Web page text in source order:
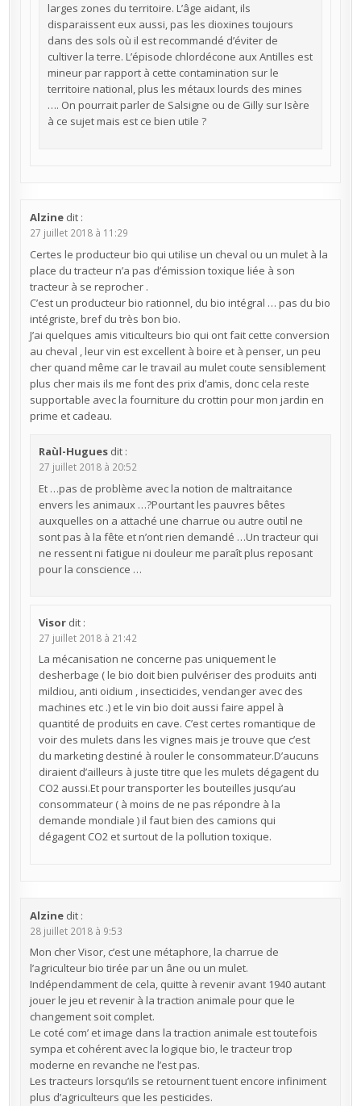
larges zones du territoire. L’âge aidant, ils
disparaissent eux aussi, pas les dioxines toujours
dans des sols où il est recommandé d’éviter de
cultiver la terre. L’épisode chlordécone aux Antilles est
mineur par rapport à cette contamination sur le
territoire national, plus les métaux lourds des mines
…. On pourrait parler de Salsigne ou de Gilly sur Isère
à ce sujet mais est ce bien utile ?
Alzine dit :
27 juillet 2018 à 11:29
Certes le producteur bio qui utilise un cheval ou un mulet à la
place du tracteur n’a pas d’émission toxique liée à son
tracteur à se reprocher .
C’est un producteur bio rationnel, du bio intégral … pas du bio
intégriste, bref du très bon bio.
J’ai quelques amis viticulteurs bio qui ont fait cette conversion
au cheval , leur vin est excellent à boire et à penser, un peu
cher quand même car le travail au mulet coute sensiblement
plus cher mais ils me font des prix d’amis, donc cela reste
supportable avec la fourniture du crottin pour mon jardin en
prime et cadeau.
Raùl-Hugues dit :
27 juillet 2018 à 20:52
Et …pas de problème avec la notion de maltraitance
envers les animaux …?Pourtant les pauvres bêtes
auxquelles on a attaché une charrue ou autre outil ne
sont pas à la fête et n’ont rien demandé …Un tracteur qui
ne ressent ni fatigue ni douleur me paraît plus reposant
pour la conscience …
Visor dit :
27 juillet 2018 à 21:42
La mécanisation ne concerne pas uniquement le
desherbage ( le bio doit bien pulvériser des produits anti
mildiou, anti oidium , insecticides, vendanger avec des
machines etc .) et le vin bio doit aussi faire appel à
quantité de produits en cave. C’est certes romantique de
voir des mulets dans les vignes mais je trouve que c’est
du marketing destiné à rouler le consommateur.D’aucuns
diraient d’ailleurs à juste titre que les mulets dégagent du
CO2 aussi.Et pour transporter les bouteilles jusqu’au
consommateur ( à moins de ne pas répondre à la
demande mondiale ) il faut bien des camions qui
dégagent CO2 et surtout de la pollution toxique.
Alzine dit :
28 juillet 2018 à 9:53
Mon cher Visor, c’est une métaphore, la charrue de
l’agriculteur bio tirée par un âne ou un mulet.
Indépendamment de cela, quitte à revenir avant 1940 autant
jouer le jeu et revenir à la traction animale pour que le
changement soit complet.
Le coté com’ et image dans la traction animale est toutefois
sympa et cohérent avec la logique bio, le tracteur trop
moderne en revanche ne l’est pas.
Les tracteurs lorsqu’ils se retournent tuent encore infiniment
plus d’agriculteurs que les pesticides.